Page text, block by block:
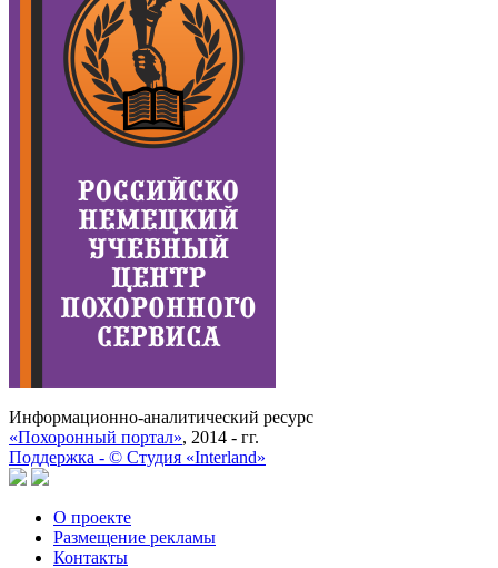
Информационно-аналитический ресурс
«Похоронный портал», 2014 - гг.
Поддержка - © Cтудия «Interland»
О проекте
Размещение рекламы
Контакты